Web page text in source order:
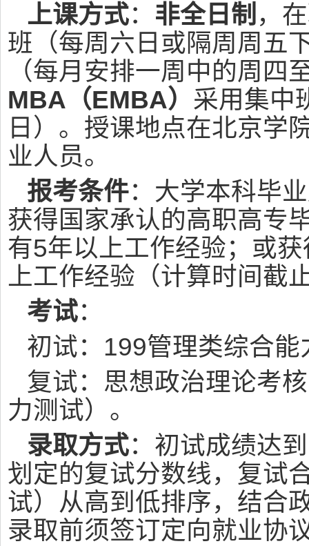
上课方式： 非全日制 ，
班（每周六日或隔周周五
（每月安排一周中的周四
MBA（EMBA） 采用集中
日）。授课地点在北京学
业人员。
报考条件：大学本科毕
获得国家承认的高职高专
有5年以上工作经验；或
上工作经验（计算时间截
考试：
初试：199管理类综合
复试：思想政治理论考
力测试）。
录取方式：初试成绩达
划定的复试分数线，复试
试）从高到低排序，结合
录取前须签订定向就业协